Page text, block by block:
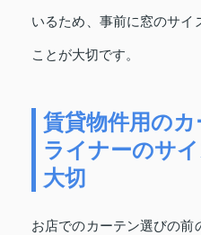
いるため、事前に窓のサイ
ことが大切です。
賃貸物件用の
ライナーのサ
大切
お店でのカーテン選びの前